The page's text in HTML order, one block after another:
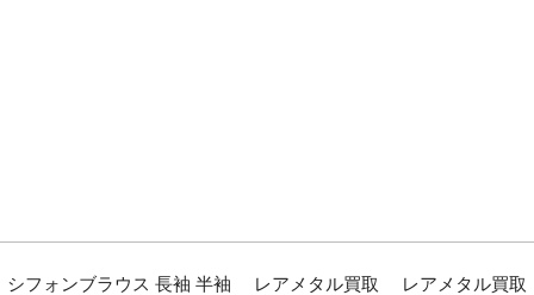
シフォンブラウス 長袖 半袖 レアメタル買取
レアメタル買取